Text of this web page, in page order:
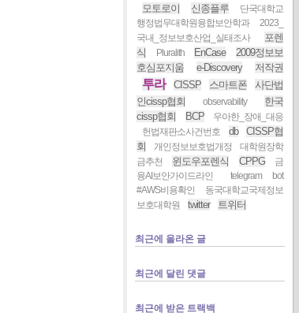
모토로이 신종플루
단국대학교
행정법무대학원융합보안학과
2023_
국내_정보보호산업_실태조사
포렌
식
Pluralith EnCase
2009정보보
호심포지움
e-Discovery 저작권
투라 CISSP 스마트폰
사단법
인cissp협회
observability
한국
cissp협회
BCP
우아한_장애_대응
헌법재판소사건번호
db
CISSP협
회
개인정보보호법개정
대학원장학
금추천
윈도우포렌식 CPPG
금
융AI보안가이드라인
telegram bot
#AWS비용확인
동국대학교국제정보
보호대학원
twitter 트위터
최근에 올라온 글
최근에 달린 댓글
최근에 받은 트랙백